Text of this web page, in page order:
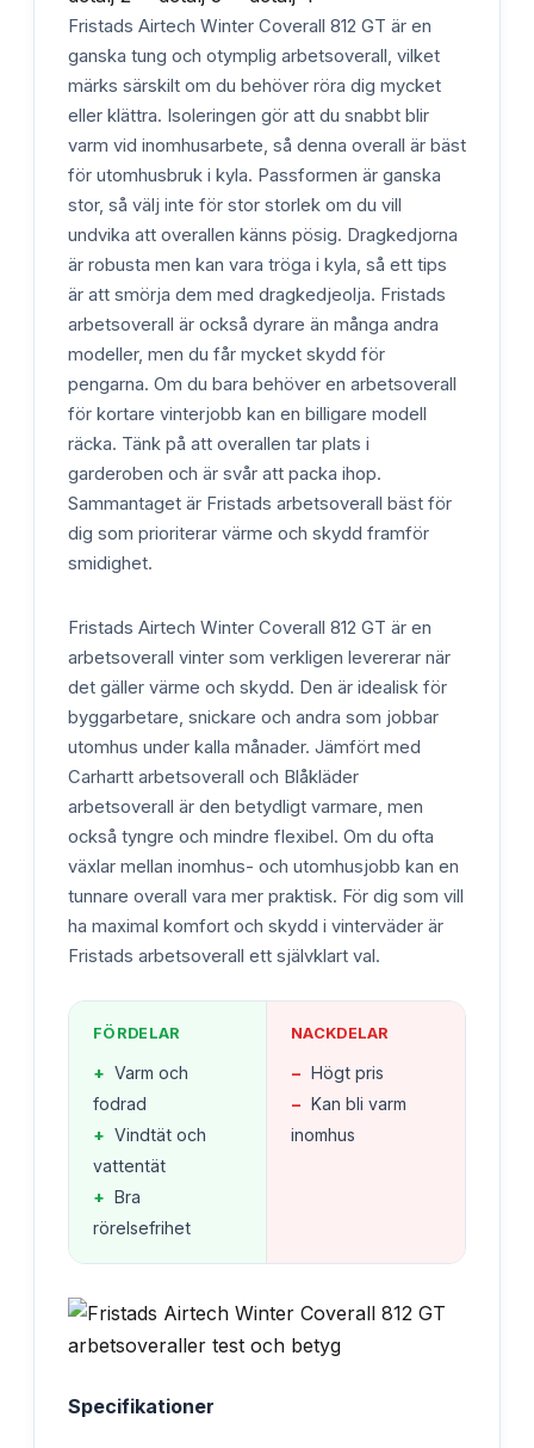
Fristads Airtech Winter Coverall 812 GT är en
ganska tung och otymplig arbetsoverall, vilket
märks särskilt om du behöver röra dig mycket
eller klättra. Isoleringen gör att du snabbt blir
varm vid inomhusarbete, så denna overall är bäst
för utomhusbruk i kyla. Passformen är ganska
stor, så välj inte för stor storlek om du vill
undvika att overallen känns pösig. Dragkedjorna
är robusta men kan vara tröga i kyla, så ett tips
är att smörja dem med dragkedjeolja. Fristads
arbetsoverall är också dyrare än många andra
modeller, men du får mycket skydd för
pengarna. Om du bara behöver en arbetsoverall
för kortare vinterjobb kan en billigare modell
räcka. Tänk på att overallen tar plats i
garderoben och är svår att packa ihop.
Sammantaget är Fristads arbetsoverall bäst för
dig som prioriterar värme och skydd framför
smidighet.
Fristads Airtech Winter Coverall 812 GT är en
arbetsoverall vinter som verkligen levererar när
det gäller värme och skydd. Den är idealisk för
byggarbetare, snickare och andra som jobbar
utomhus under kalla månader. Jämfört med
Carhartt arbetsoverall och Blåkläder
arbetsoverall är den betydligt varmare, men
också tyngre och mindre flexibel. Om du ofta
växlar mellan inomhus- och utomhusjobb kan en
tunnare overall vara mer praktisk. För dig som vill
ha maximal komfort och skydd i vinterväder är
Fristads arbetsoverall ett självklart val.
FÖRDELAR
+ Varm och
fodrad
+ Vindtät och
vattentät
+ Bra
rörelsefrihet
NACKDELAR
− Högt pris
− Kan bli varm
inomhus
Specifikationer